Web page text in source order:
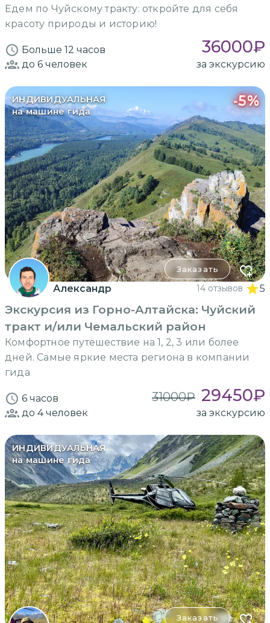
Едем по Чуйскому тракту: откройте для себя
красоту природы и историю!
Больше 12 часов 36000₽
до 6 человек за экскурсию
ИНДИВИДУАЛЬНАЯ
на машине гида
-5%
Заказать
Александр 14 отзывов 5
Экскурсия из Горно-Алтайска: Чуйский
тракт и/или Чемальский район
Комфортное путешествие на 1, 2, 3 или более
дней. Самые яркие места региона в компании
гида
6 часов 31000₽ 29450₽
до 4человек за экскурсию
ИНДИВИДУАЛЬНАЯ
на машине гида
Заказать